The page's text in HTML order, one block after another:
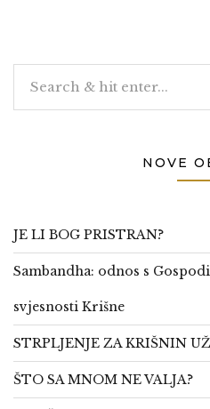
NOVE
JE LI BOG PRISTRAN?
Sambandha: odnos s
svjesnosti Krišne
STRPLJENJE ZA KRIŠNIN
ŠTO SA MNOM NE VALJA?